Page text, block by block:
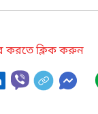
করতে ক্লিক করুন